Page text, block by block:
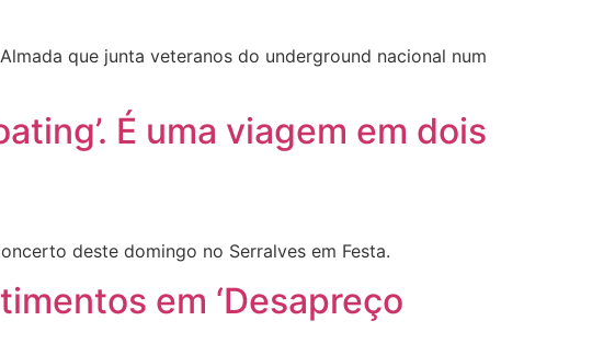
que junta veteranos do underground nacional num
É uma viagem em dois
deste domingo no Serralves em Festa.
em ‘Desapreço